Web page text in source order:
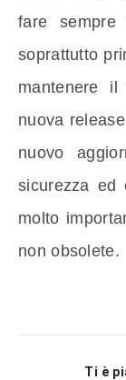
fare sempre
soprattutto
mantenere
nuova
nuovo
sicurezza ed
molto
non obsolete.
Ti è